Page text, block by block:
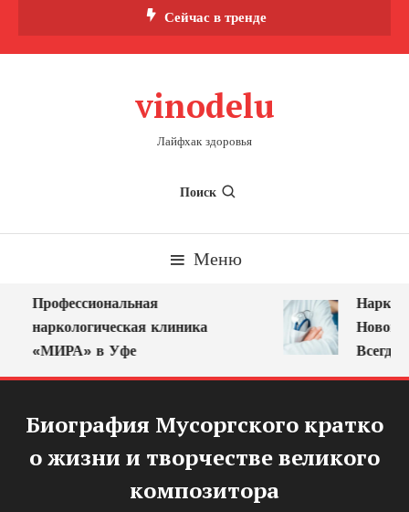
Сейчас в тренде
vinodelu
Лайфхак здоровья
Поиск
Меню
Профессиональная
наркологическая клиника
«МИРА» в Уфе
Всегда
Биография Мусоргского кратко
о жизни и творчестве великого
композитора